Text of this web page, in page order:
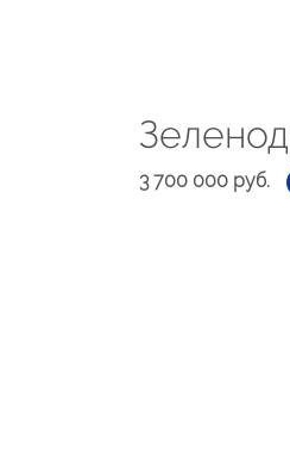
3 700 000 руб.